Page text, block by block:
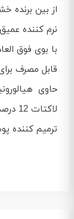
از بین برنده
نرم کننده
با بوی فوق
قابل مصرف
لاکتات 12 درصد
ترمیم کننده